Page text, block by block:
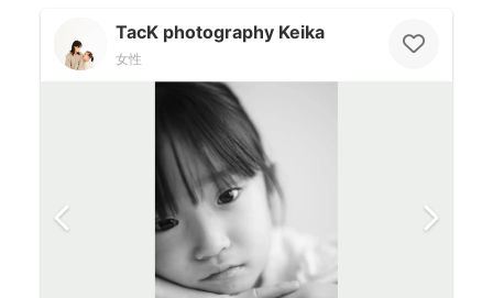
TacK photography Keika
女性